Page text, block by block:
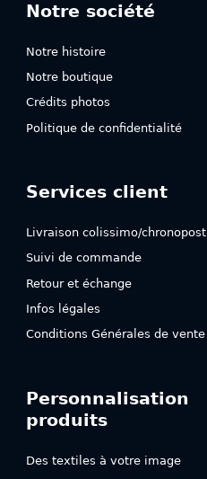
Notre société
Notre histoire
Notre boutique
Crédits photos
Politique de confidentialité
Services client
Livraison colissimo/chronopost
Suivi de commande
Retour et échange
Infos légales
Conditions Générales de vente
Personnalisation
produits
Des textiles à votre image